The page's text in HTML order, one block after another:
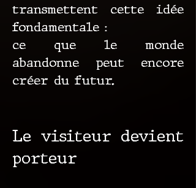
transmettent cette idée
fondamentale :
ce que le monde
abandonne peut encore
créer du futur.
Le visiteur devient
porteur